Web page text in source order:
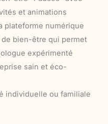
et animations
plateforme numérique
bien-être qui permet
expérimenté
sain et éco-
individuelle ou familiale